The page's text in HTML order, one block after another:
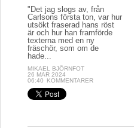
"Det jag slogs av, från
Carlsons första ton, var hur
utsökt fraserad hans röst
är och hur han framförde
texterna med en ny
fräschör, som om de
hade...
MIKAEL BJÖRNFOT
26 MAR 2024
06:40
KOMMENTARER